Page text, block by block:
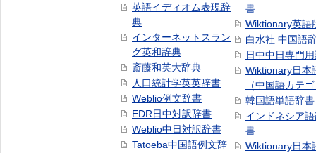
英語イディオム表現辞
典
インターネットスラン
グ英和辞典
斎藤和英大辞典
人口統計学英英辞書
Weblio例文辞書
EDR日中対訳辞書
Weblio中日対訳辞書
Tatoeba中国語例文辞
書
Wiktionary英語
白水社 中国語
日中中日専門
Wiktionary日本
（中国語カテ
韓国語単語辞書
インドネシア
書
Wiktionary日本